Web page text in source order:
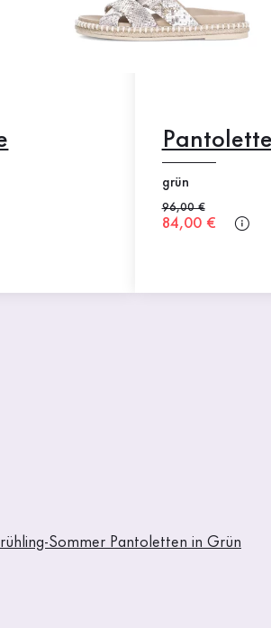
grün
Alter Preis
96,00 €
Neuer Preis
84,00 €
Sommer Pantoletten in Grün